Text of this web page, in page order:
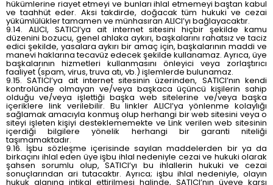
hükümlerine riayet etmeyi ve bunları ihlal etmemeyi baştan kabul
ve taahhüt eder. Aksi takdirde, doğacak tüm hukuki ve cezai
yükümlülükler tamamen ve münhasıran ALICI’yı bağlayacaktır.
9.14. ALICI, SATICI’ya ait internet sitesini hiçbir şekilde kamu
düzenini bozucu, genel ahlaka aykırı, başkalarını rahatsız ve taciz
edici şekilde, yasalara aykırı bir amaç için, başkalarının maddi ve
manevi haklarına tecavüz edecek şekilde kullanamaz. Ayrıca, üye
başkalarının hizmetleri kullanmasını önleyici veya zorlaştırıcı
faaliyet (spam, virus, truva atı, vb.) işlemlerde bulunamaz.
9.15. SATICI’ya ait internet sitesinin üzerinden, SATICI’nın kendi
kontrolünde olmayan ve/veya başkaca üçüncü kişilerin sahip
olduğu ve/veya işlettiği başka web sitelerine ve/veya başka
içeriklere link verilebilir. Bu linkler ALICI’ya yönlenme kolaylığı
sağlamak amacıyla konmuş olup herhangi bir web sitesini veya o
siteyi işleten kişiyi desteklememekte ve Link verilen web sitesinin
içerdiği bilgilere yönelik herhangi bir garanti niteliği
taşımamaktadır.
9.16. İşbu sözleşme içerisinde sayılan maddelerden bir ya da
birkaçını ihlal eden üye işbu ihlal nedeniyle cezai ve hukuki olarak
şahsen sorumlu olup, SATICI’yı bu ihlallerin hukuki ve cezai
sonuçlarından ari tutacaktır. Ayrıca; işbu ihlal nedeniyle, olayın
hukuk alanına intikal ettirilmesi halinde, SATICI’nın üyeye karşı